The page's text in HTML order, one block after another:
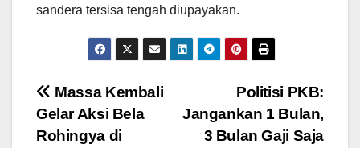
sandera tersisa tengah diupayakan.
Navigasi
pos
Politisi PKB:
Jangankan 1 Bulan,
3 Bulan Gaji Saja
Massa Kembali
Gelar Aksi Bela
Rohingya di